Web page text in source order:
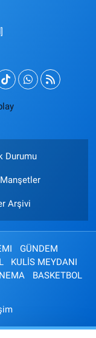
Durumu
Arşivi
GÜNDEM
KULİS MEYDANI
BASKETBOL